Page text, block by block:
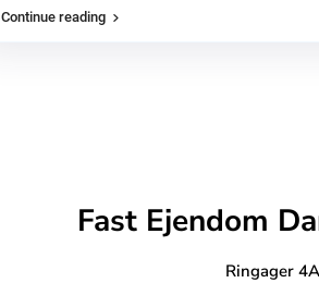
Continue reading
Fast Ejendom
Ringager 4A